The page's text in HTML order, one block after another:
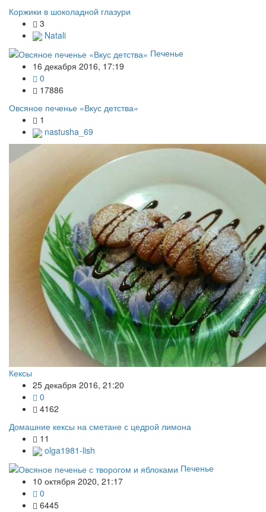
Коржики в шоколадной глазури
3
Natali
Печенье
16 декабря 2016, 17:19
0
17886
Овсяное печенье «Вкус детства»
1
nastusha_69
Кексы
25 декабря 2016, 21:20
0
4162
Домашние кексы на сметане с цедрой лимона
11
olga1981-lish
Печенье
10 октября 2020, 21:17
0
6445